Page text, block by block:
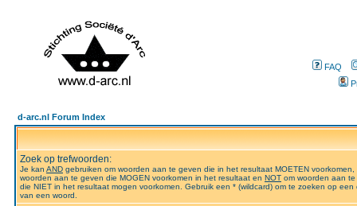
FAQ
d-arc.nl Forum Index
Zoek op trefwoorden:
Je kan AND gebruiken om woorden aan te geven die in het resultaat MOETEN voorkomen,
woorden aan te geven die MOGEN voorkomen in het resultaat en NOT om woorden aan
die NIET in het resultaat mogen voorkomen. Gebruik een * (wildcard) om te zoeken op een
van een woord.